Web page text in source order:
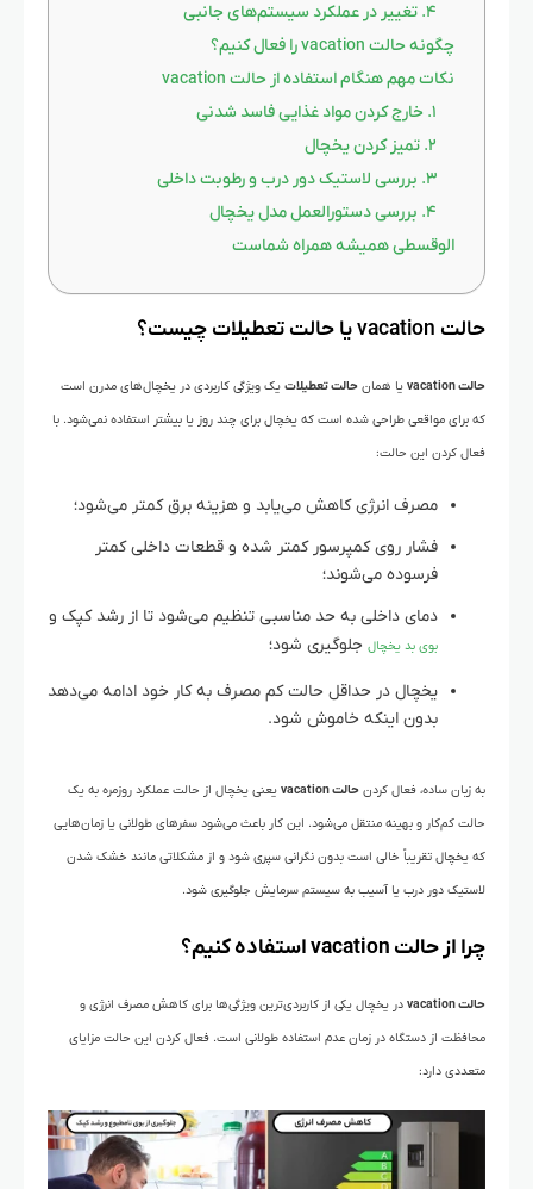
۴. تغییر در عملکرد سیستم‌های جانبی
چگونه حالت vacation را فعال کنیم؟
نکات مهم هنگام استفاده از حالت vacation
۱. خارج کردن مواد غذایی فاسد شدنی
۲. تمیز کردن یخچال
۳. بررسی لاستیک دور درب و رطوبت داخلی
۴. بررسی دستورالعمل مدل یخچال
الوقسطی همیشه همراه شماست
حالت vacation یا حالت تعطیلات چیست؟
حالت vacation یا همان حالت تعطیلات یک ویژگی کاربردی در یخچال‌های مدرن است
که برای مواقعی طراحی شده است که یخچال برای چند روز یا بیشتر استفاده نمی‌شود. با
فعال کردن این حالت:
مصرف انرژی کاهش می‌یابد و هزینه برق کمتر می‌شود؛
فشار روی کمپرسور کمتر شده و قطعات داخلی کمتر
فرسوده می‌شوند؛
دمای داخلی به حد مناسبی تنظیم می‌شود تا از رشد کپک و
بوی بد یخچال جلوگیری شود؛
یخچال در حداقل حالت کم مصرف به کار خود ادامه می‌دهد
بدون اینکه خاموش شود.
به زبان ساده، فعال کردن حالت vacation یعنی یخچال از حالت عملکرد روزمره به یک
حالت کم‌کار و بهینه منتقل می‌شود. این کار باعث می‌شود سفرهای طولانی یا زمان‌هایی
که یخچال تقریباً خالی است بدون نگرانی سپری شود و از مشکلاتی مانند خشک شدن
لاستیک دور درب یا آسیب به سیستم سرمایش جلوگیری شود.
چرا از حالت vacationاستفاده کنیم؟
حالت vacation در یخچال یکی از کاربردی‌ترین ویژگی‌ها برای کاهش مصرف انرژی و
محافظت از دستگاه در زمان عدم استفاده طولانی است. فعال کردن این حالت مزایای
متعددی دارد: